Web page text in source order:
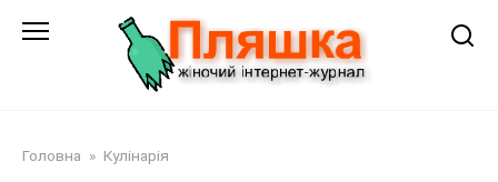
Головна » Кулінарія